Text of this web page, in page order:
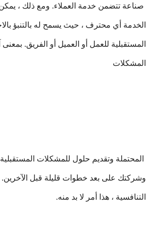
صناعة تتضمن خدمة العملاء. ومع ذلك ، يمكن
الخدمة أي محترف ، حيث يسمح له بالتنبؤ
المستقبلية للعمل أو العميل أو الفريق.
المشكلات
المحتملة وتقديم حلول للمشكلات
وشركتك على بعد خطوات قليلة قبل
التنافسية ، هذا أمر لا بد منه.